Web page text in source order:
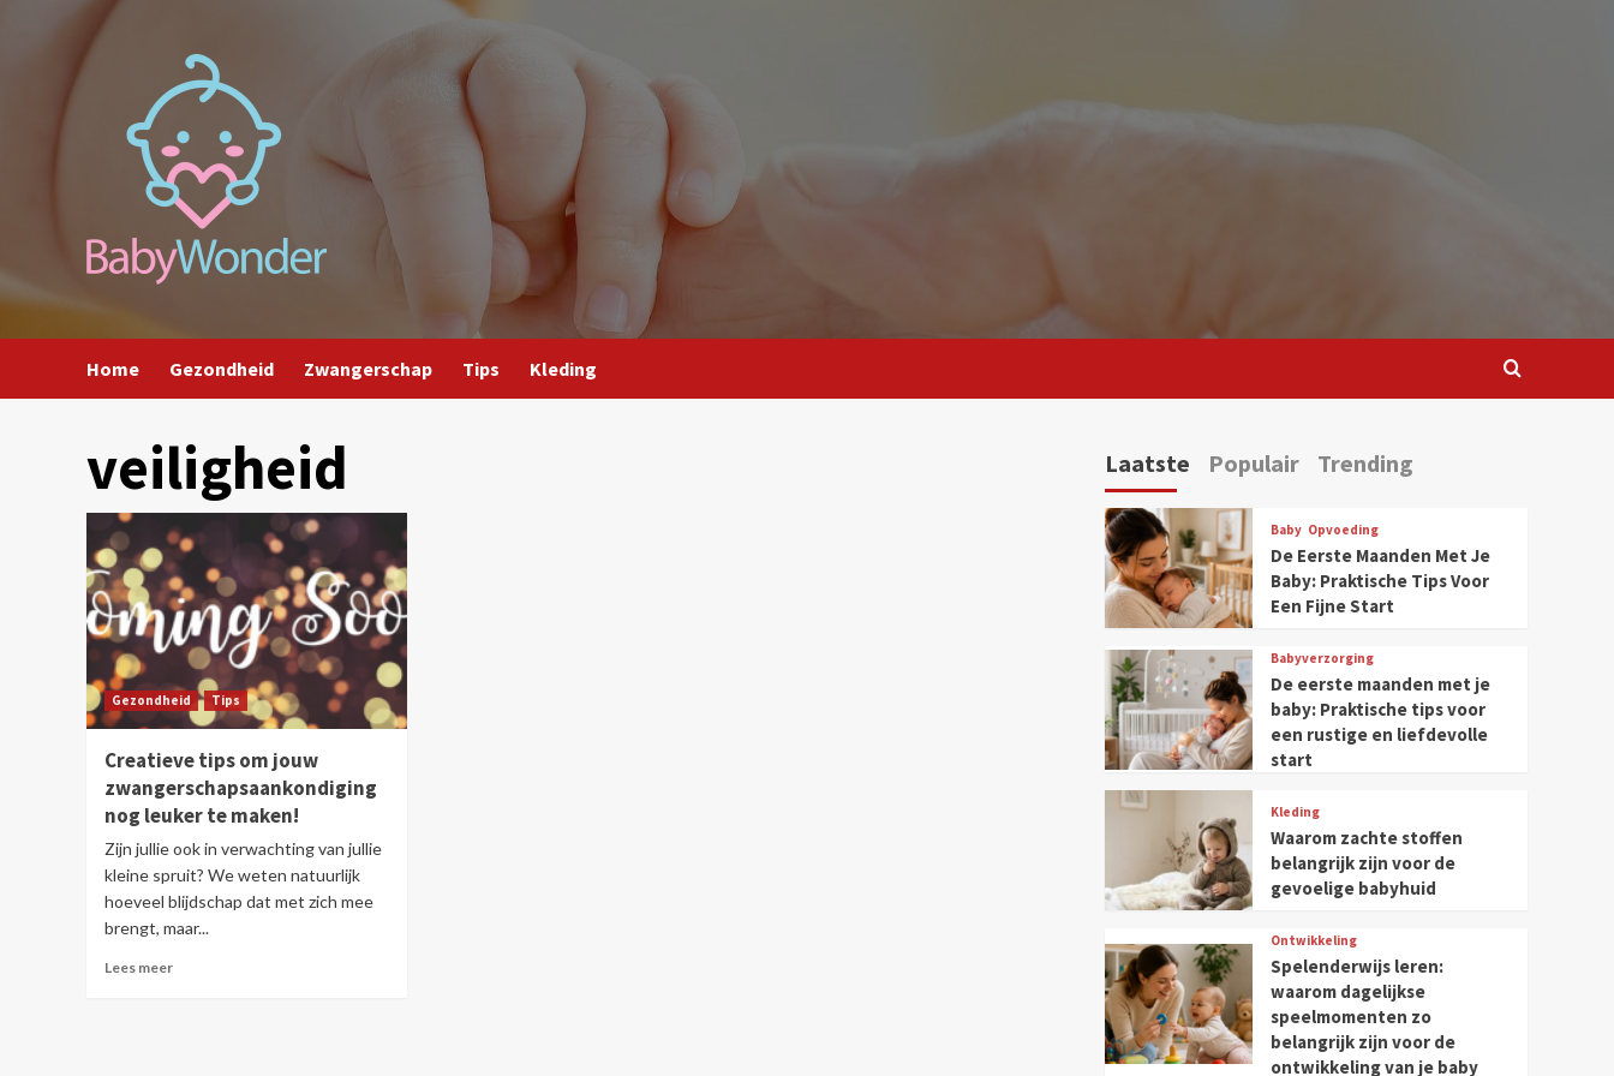
Home Gezondheid Zwangerschap Tips Kleding
veiligheid
Gezondheid Tips
Creatieve tips om jouw
zwangerschapsaankondiging
nog leuker te maken!
Zijn jullie ook in verwachting van jullie
kleine spruit? We weten natuurlijk
hoeveel blijdschap dat met zich mee
brengt, maar...
Lees meer
Laatste Populair Trending
Baby Opvoeding
De Eerste Maanden Met Je
Baby: Praktische Tips Voor
Een Fijne Start
Babyverzorging
De eerste maanden met je
baby: Praktische tips voor
een rustige en liefdevolle
start
Kleding
Waarom zachte stoffen
belangrijk zijn voor de
gevoelige babyhuid
Ontwikkeling
Spelenderwijs leren:
waarom dagelijkse
speelmomenten zo
belangrijk zijn voor de
ontwikkeling van je baby